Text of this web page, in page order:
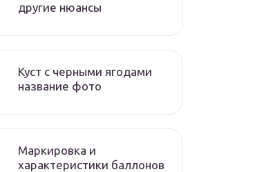
другие нюансы
Куст с черными ягодами
название фото
Маркировка и
характеристики баллонов